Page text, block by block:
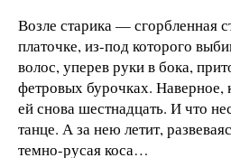
Возле старика — сгорбленная
платочке, из-под которого
волос, уперев руки в бока,
фетровых бурочках. Наверное,
ей снова шестнадцать. И что
танце. А за нею летит,
темно-русая коса…